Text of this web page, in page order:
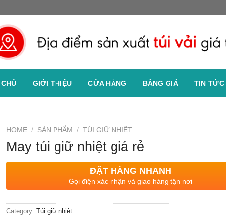
GIỚI THIỆU CỬA HÀNG BẢNG GIÁ TIN TỨC
HOME / SẢN PHẨM / TÚI GIỮ NHIỆT
May túi giữ nhiệt giá rẻ
ĐẶT HÀNG NHANH
Gọi điện xác nhận và giao hàng tận nơi
Category:Túi giữ nhiệt